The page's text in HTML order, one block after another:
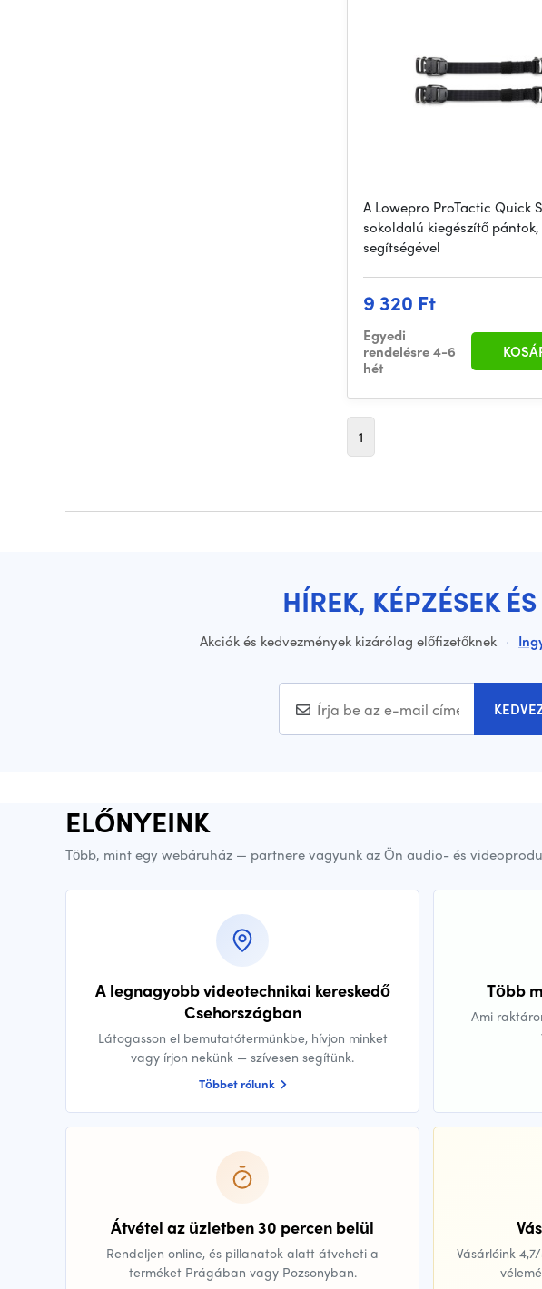
A Lowepro ProTactic Quick
sokoldalú kiegészítő
segítségével
9 320 Ft
Egyedi
rendelésre 4-6
hét
1
HÍREK, KÉPZÉSEK
Akciók és kedvezmények kizárólag előfizetőknek ·
ELŐNYEINK
Több, mint egy webáruház — partnere vagyunk az Ön audio- és
A legnagyobb videotechnikai kereskedő
Csehországban
Látogasson el bemutatótermünkbe, hívjon minket
vagy írjon nekünk — szívesen segítünk.
Többet rólunk
Több
Ami
Átvétel az üzletben 30 percen belül
Rendeljen online, és pillanatok alatt átveheti a
terméket Prágában vagy Pozsonyban.
Vásárlóink